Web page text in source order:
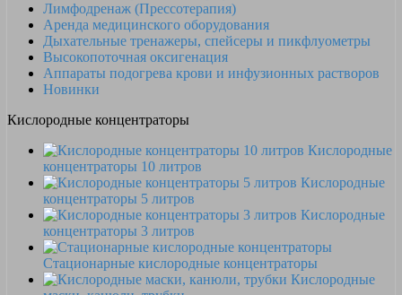
Лимфодренаж (Прессотерапия)
Аренда медицинского оборудования
Дыхательные тренажеры, спейсеры и пикфлуометры
Высокопоточная оксигенация
Аппараты подогрева крови и инфузионных растворов
Новинки
Кислородные концентраторы
Кислородные
концентраторы 10 литров
Кислородные
концентраторы 5 литров
Кислородные
концентраторы 3 литров
Стационарные кислородные концентраторы
Кислородные